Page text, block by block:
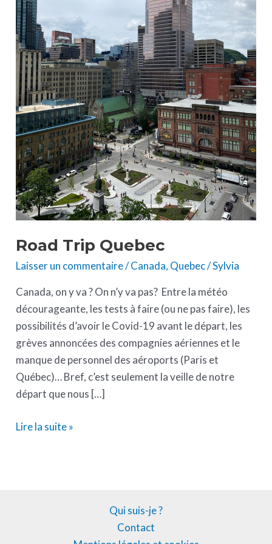
Road Trip Quebec
Laisser un commentaire/Canada, Quebec/Sylvia
Canada, on y va ? On n’y va pas? Entre la météo
décourageante, les tests à faire (ou ne pas faire), les
possibilités d’avoir le Covid-19 avant le départ, les
grèves annoncées des compagnies aériennes et le
manque de personnel des aéroports (Paris et
Québec)… Bref, c’est seulement la veille de notre
départ que nous […]
Lire la suite »
Qui suis-je ?
Contact